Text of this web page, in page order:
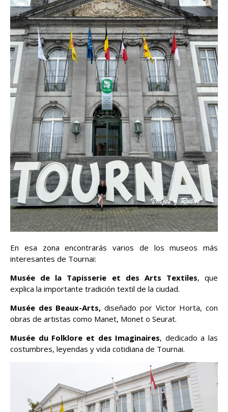
En esa zona encontrarás varios de los museos más
interesantes de Tournai:
Musée de la Tapisserie et des Arts Textiles, que
explica la importante tradición textil de la ciudad.
Musée des Beaux-Arts, diseñado por Victor Horta, con
obras de artistas como Manet, Monet o Seurat.
Musée du Folklore et des Imaginaires, dedicado a las
costumbres, leyendas y vida cotidiana de Tournai.